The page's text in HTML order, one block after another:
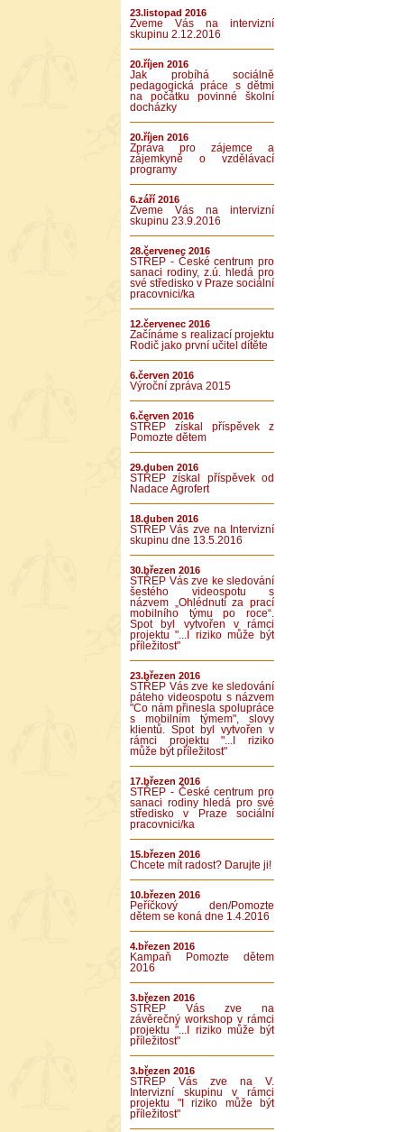
23.listopad 2016
Zveme Vás na intervizní
skupinu 2.12.2016
20.říjen 2016
Jak probíhá sociálně
pedagogická práce s dětmi
na počátku povinné školní
docházky
20.říjen 2016
Zpráva pro zájemce a
zájemkyně o vzdělávací
programy
6.září 2016
Zveme Vás na intervizní
skupinu 23.9.2016
28.červenec 2016
STŘEP - České centrum pro
sanaci rodiny, z.ú. hledá pro
své středisko v Praze sociální
pracovnici/ka
12.červenec 2016
Začínáme s realizací projektu
Rodič jako první učitel dítěte
6.červen 2016
Výroční zpráva 2015
6.červen 2016
STŘEP získal příspěvek z
Pomozte dětem
29.duben 2016
STŘEP získal příspěvek od
Nadace Agrofert
18.duben 2016
STŘEP Vás zve na Intervizní
skupinu dne 13.5.2016
30.březen 2016
STŘEP Vás zve ke sledování
šestého videospotu s
názvem „Ohlédnutí za prací
mobilního týmu po roce“.
Spot byl vytvořen v rámci
projektu "...I riziko může být
příležitost"
23.březen 2016
STŘEP Vás zve ke sledování
páteho videospotu s názvem
"Co nám přinesla spolupráce
s mobilním týmem", slovy
klientů. Spot byl vytvořen v
rámci projektu "...I riziko
může být příležitost"
17.březen 2016
STŘEP - České centrum pro
sanaci rodiny hledá pro své
středisko v Praze sociální
pracovnici/ka
15.březen 2016
Chcete mít radost? Darujte ji!
10.březen 2016
Peříčkový den/Pomozte
dětem se koná dne 1.4.2016
4.březen 2016
Kampaň Pomozte dětem
2016
3.březen 2016
STŘEP Vás zve na
závěrečný workshop v rámci
projektu "...I riziko může být
příležitost"
3.březen 2016
STŘEP Vás zve na V.
Intervizní skupinu v rámci
projektu "I riziko může být
příležitost"